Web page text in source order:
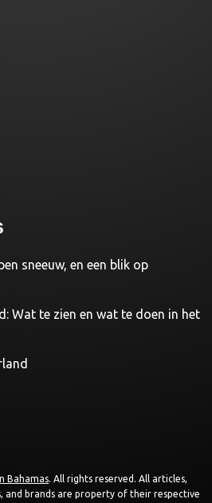
sneeuw, en een blik op
Wat te zien en wat te doen in het
Bahamas. All rights reserved. All articles,
and brands are property of their respective